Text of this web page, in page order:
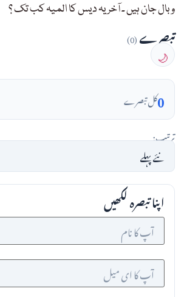
وبال جان ہیں ۔ آخر یہ دیس کا المیہ کب تک ؟
تبصرے(0)
🌙
0کل تبصرے
ترتیب:
اپنا تبصرہ لکھیں